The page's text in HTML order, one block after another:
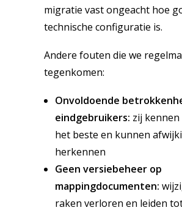
migratie vast ongeacht hoe
technische configuratie is.
Andere fouten die we
tegenkomen:
Onvoldoende
eindgebruikers: zij kennen
het beste en kunnen
herkennen
Geen versiebeheer op
mappingdocumenten:
raken verloren en leiden